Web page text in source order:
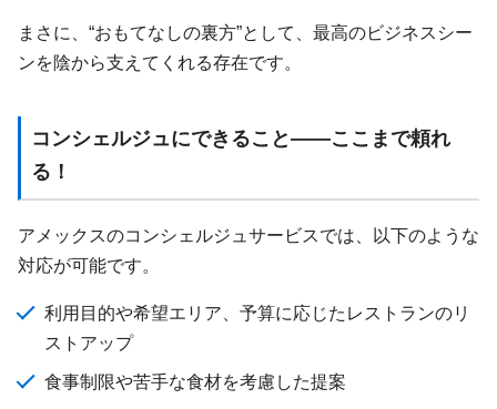
まさに、“おもてなしの裏方”として、最高のビジネスシー
ンを陰から支えてくれる存在です。
コンシェルジュにできること——ここまで頼れ
る！
アメックスのコンシェルジュサービスでは、以下のような
対応が可能です。
利用目的や希望エリア、予算に応じたレストランのリ
ストアップ
食事制限や苦手な食材を考慮した提案